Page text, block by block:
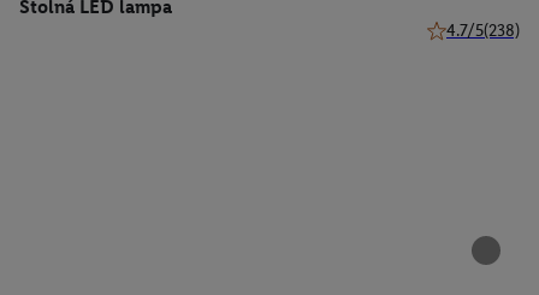
Stolná LED lampa
4.7/5(238)